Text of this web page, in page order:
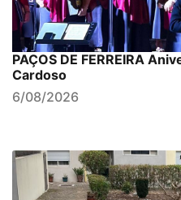
PAÇOS DE FERREIRA
Cardoso
6/08/2026